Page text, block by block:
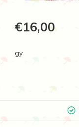
€16,00
gy